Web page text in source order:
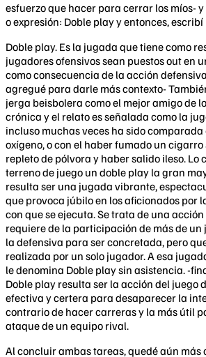
esfuerzo que hacer para cerrar los míos-
o expresión: Doble play y entonces,
Doble play. Es la jugada que tiene como
jugadores ofensivos sean puestos out en
como consecuencia de la acción
agregué para darle más contexto-
jerga beisbolera como el mejor amigo de
crónica y el relato es señalada como la
incluso muchas veces ha sido
oxígeno, o con el haber fumado un
repleto de pólvora y haber salido ileso. Lo
terreno de juego un doble play la gran
resulta ser una jugada vibrante,
que provoca júbilo en los aficionados por
con que se ejecuta. Se trata de una
requiere de la participación de más de un
la defensiva para ser concretada, pero
realizada por un solo jugador. A esa
le denomina Doble play sin asistencia. -
Doble play resulta ser la acción del juego
efectiva y certera para desaparecer la
contrario de hacer carreras y la más útil
ataque de un equipo rival.
Al concluir ambas tareas, quedé aún